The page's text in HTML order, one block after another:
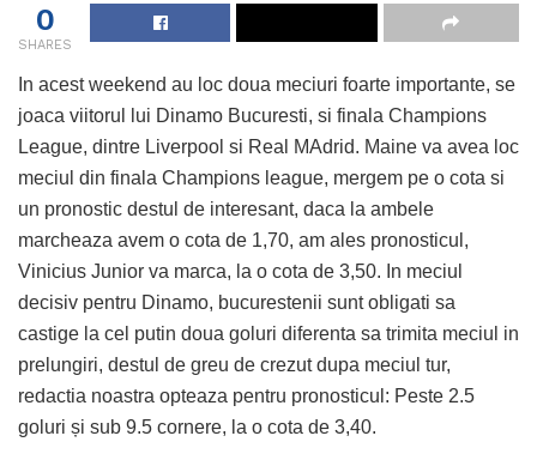
0
SHARES
In acest weekend au loc doua meciuri foarte importante, se
joaca viitorul lui Dinamo Bucuresti, si finala Champions
League, dintre Liverpool si Real MAdrid. Maine va avea loc
meciul din finala Champions league, mergem pe o cota si
un pronostic destul de interesant, daca la ambele
marcheaza avem o cota de 1,70, am ales pronosticul,
Vinicius Junior va marca, la o cota de 3,50. In meciul
decisiv pentru Dinamo, bucurestenii sunt obligati sa
castige la cel putin doua goluri diferenta sa trimita meciul in
prelungiri, destul de greu de crezut dupa meciul tur,
redactia noastra opteaza pentru pronosticul: Peste 2.5
goluri și sub 9.5 cornere, la o cota de 3,40.